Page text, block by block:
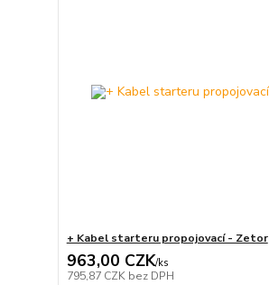
+ Kabel starteru propojovací - Zetor
963,00 CZK/ks
795,87 CZK bez DPH